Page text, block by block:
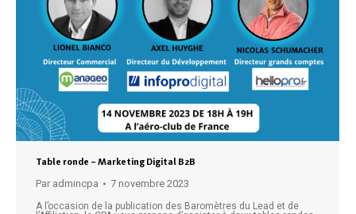
Table ronde – Marketing Digital B2B
Par admincpa 7 novembre 2023
A l’occasion de la publication des Baromètres du Lead et de